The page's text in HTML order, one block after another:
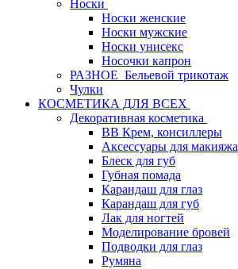
Носки
Носки женские
Носки мужские
Носки унисекс
Носочки капрон
РАЗНОЕ_Бельевой трикотаж
Чулки
КОСМЕТИКА ДЛЯ ВСЕХ
Декоративная косметика
BB Крем, консиллеры
Аксессуары для макияжа
Блеск для губ
Губная помада
Карандаш для глаз
Карандаш для губ
Лак для ногтей
Моделирование бровей
Подводки для глаз
Румяна